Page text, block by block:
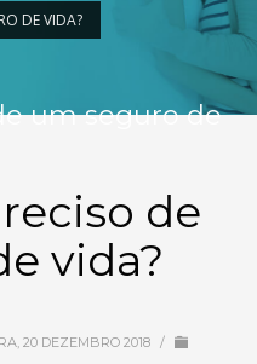
DE VIDA?
um seguro de
de
vida?
20 DEZEMBRO 2018 /